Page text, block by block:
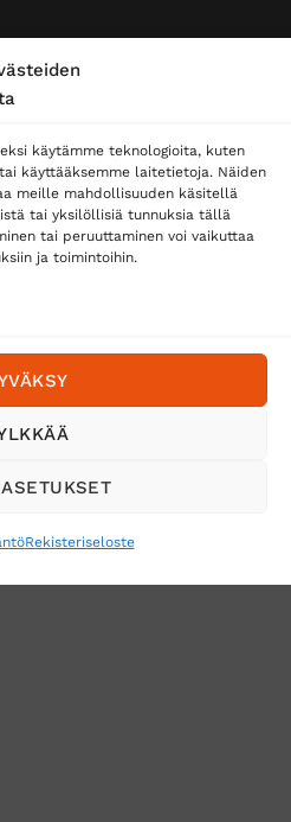
käytämme teknologioita, kuten
käyttääksemme laitetietoja. Näiden
meille mahdollisuuden käsitellä
tai yksilöllisiä tunnuksia tällä
tai peruuttaminen voi vaikuttaa
ja toimintoihin.
ASETUKSET
Rekisteriseloste